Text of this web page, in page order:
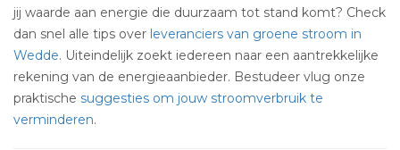
jij waarde aan energie die duurzaam tot stand komt? Check
dan snel alle tips over leveranciers van groene stroom in
Wedde. Uiteindelijk zoekt iedereen naar een aantrekkelijke
rekening van de energieaanbieder. Bestudeer vlug onze
praktische suggesties om jouw stroomverbruik te
verminderen.